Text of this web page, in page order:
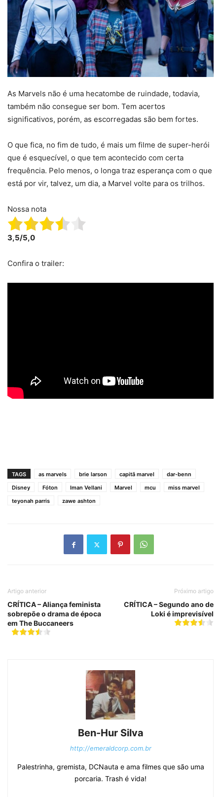
As Marvels não é uma hecatombe de ruindade, todavia,
também não consegue ser bom. Tem acertos
significativos, porém, as escorregadas são bem fortes.
O que fica, no fim de tudo, é mais um filme de super-herói
que é esquecível, o que tem acontecido com certa
frequência. Pelo menos, o longa traz esperança com o que
está por vir, talvez, um dia, a Marvel volte para os trilhos.
Nossa nota
3,5/5,0
Confira o trailer:
TAGS as marvels brie larson capitã marvel
dar-benn
Disney
Fóton Iman Vellani Marvel mcu
miss marvel
teyonah parris
zawe ashton
Artigo anterior
CRÍTICA – Aliança feminista
sobrepõe o drama de época
em The Buccaneers
Próximo artigo
CRÍTICA – Segundo ano de
Loki é imprevisível
Ben-Hur Silva
http://emeraldcorp.com.br
Palestrinha, gremista, DCNauta e ama filmes que são uma
porcaria. Trash é vida!